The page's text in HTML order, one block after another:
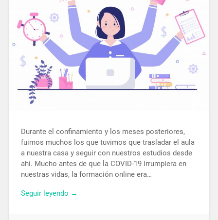
Durante el confinamiento y los meses posteriores,
fuimos muchos los que tuvimos que trasladar el aula
a nuestra casa y seguir con nuestros estudios desde
ahí. Mucho antes de que la COVID-19 irrumpiera en
nuestras vidas, la formación online era…
Seguir leyendo →